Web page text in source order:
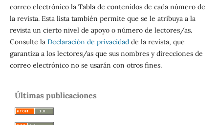
correo electrónico la Tabla de contenidos de cada número de
la revista. Esta lista también permite que se le atribuya a la
revista un cierto nivel de apoyo o número de lectores/as.
Consulte la Declaración de privacidadde la revista, que
garantiza a los lectores/as que sus nombres y direcciones de
correo electrónico no se usarán con otros fines.
Últimas publicaciones